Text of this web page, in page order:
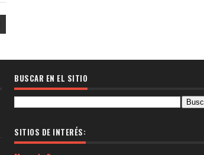
BUSCAR EN EL SITIO
SITIOS DE INTERÉS: